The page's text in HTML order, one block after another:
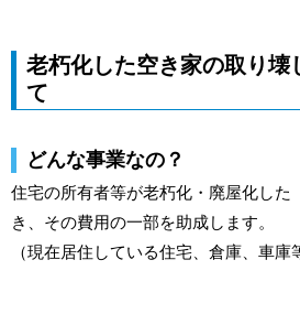
老朽化した空き家の取り壊
て
どんな事業なの？
住宅の所有者等が老朽化・廃屋化した
き、その費用の一部を助成します。
（現在居住している住宅、倉庫、車庫